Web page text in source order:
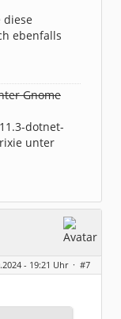
diese
ebenfalls
Gnome
dotnet-
unter
- 19:21 Uhr · #7